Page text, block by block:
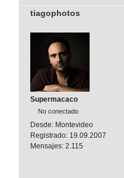
tiagophotos
Supermacaco
No conectado
Desde: Montevideo
Registrado: 19.09.2007
Mensajes: 2.115